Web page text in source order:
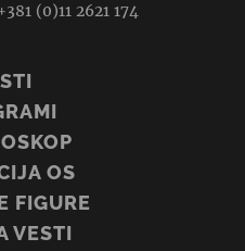
(0)11 2621 174
OS
FIGURE
VESTI